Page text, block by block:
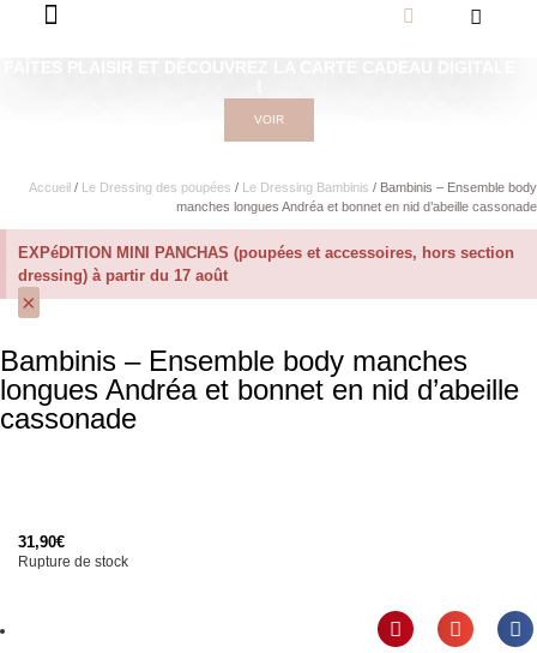
VOIR
Accueil / Le Dressing des poupées / Le Dressing Bambinis / Bambinis – Ensemble body
manches longues Andréa et bonnet en nid d’abeille cassonade
EXPéDITION MINI PANCHAS (poupées et accessoires, hors section
dressing) à partir du 17 août
×
Bambinis – Ensemble body manches
longues Andréa et bonnet en nid d’abeille
cassonade
31,90€
Rupture de stock